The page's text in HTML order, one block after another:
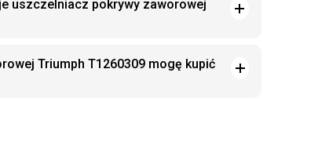
uszczelniacz pokrywy zaworowej
Triumph T1260309 mogę kupić